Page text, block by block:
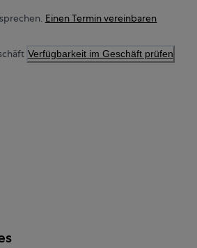
Einen Termin vereinbaren
Verfügbarkeit im Geschäft prüfen